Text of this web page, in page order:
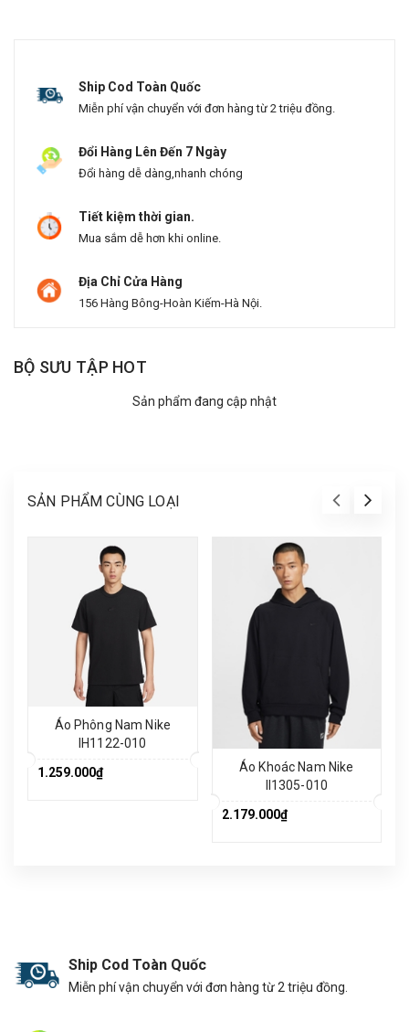
Ship Cod Toàn Quốc
Miễn phí vận chuyển với đơn hàng từ 2 triệu đồng.
Đổi Hàng Lên Đến 7 Ngày
Đổi hàng dễ dàng,nhanh chóng
Tiết kiệm thời gian.
Mua sắm dễ hơn khi online.
Địa Chỉ Cửa Hàng
156 Hàng Bông-Hoàn Kiếm-Hà Nội.
BỘ SƯU TẬP HOT
Sản phẩm đang cập nhật
SẢN PHẨM CÙNG LOẠI
Áo Phông Nam Nike
IH1122-010
1.259.000₫
Áo Khoác Nam Nike
II1305-010
2.179.000₫
Ship Cod Toàn Quốc
Miễn phí vận chuyển với đơn hàng từ 2 triệu đồng.